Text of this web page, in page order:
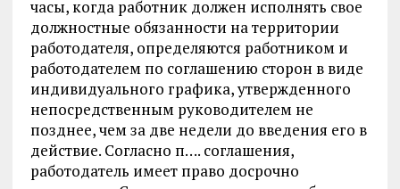
часы, когда работник должен исполнять свое
должностные обязанности на территории
работодателя, определяются работником и
работодателем по соглашению сторон в виде
индивидуального графика, утвержденного
непосредственным руководителем не
позднее, чем за две недели до введения его в
действие. Согласно п…. соглашения,
работодатель имеет право досрочно